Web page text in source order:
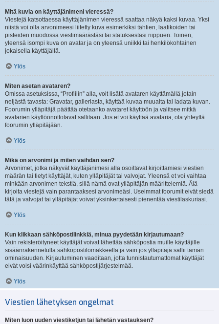
Mitä kuvia on käyttäjänimeni vieressä?
Viestejä katsottaessa käyttäjänimen vieressä saattaa näkyä kaksi kuvaa. Yksi
niistä voi olla arvonimeesi liitetty kuva esimerkiksi tähtien, laatikoiden tai
pisteiden muodossa viestimäärästäsi tai statuksestasi riippuen. Toinen,
yleensä isompi kuva on avatar ja on yleensä uniikki tai henkilökohtainen
jokaisella käyttäjällä.
Ylös
Miten asetan avataren?
Omissa asetuksissa, “Profiilin” alla, voit lisätä avataren käyttämällä jotain
neljästä tavasta: Gravatar, galleriasta, käyttää kuvaa muualta tai ladata kuvan.
Foorumin ylläpitäjä päättää otetaanko avataret käyttöön ja valitsee mitkä
avatarien käyttöönottotavat sallitaan. Jos et voi käyttää avataria, ota yhteyttä
foorumin ylläpitäjään.
Ylös
Mikä on arvonimi ja miten vaihdan sen?
Arvonimet, jotka näkyvät käyttäjänimesi alla osoittavat kirjoittamiesi viestien
määrän tai tietyt käyttäjät, kuten ylläpitäjät tai valvojat. Yleensä et voi vaihtaa
minkään arvonimen tekstiä, sillä nämä ovat ylläpitäjän määrittelemiä. Älä
kirjoita viestejä vain parantaaksesi arvonimeäsi. Useimmat foorumit eivät siedä
tätä ja valvojat tai ylläpitäjät voivat yksinkertaisesti pienentää viestilaskuriasi.
Ylös
Kun klikkaan sähköpostilinkkiä, minua pyydetään kirjautumaan?
Vain rekisteröityneet käyttäjät voivat lähettää sähköpostia muille käyttäjille
sisäänrakennetulla sähköpostilomakkeella ja vain jos ylläpitäjä sallii tämän
ominaisuuden. Kirjautuminen vaaditaan, jotta tunnistautumattomat käyttäjät
eivät voisi väärinkäyttää sähköpostijärjestelmää.
Ylös
Viestien lähetyksen ongelmat
Miten luon uuden viestiketjun tai lähetän vastauksen?